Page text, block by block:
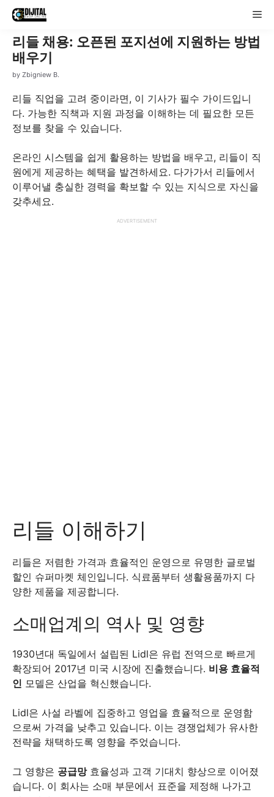
Skip
content
리들 채용: 오픈된 포지션에 지원하는 방법
배우기
by Zbigniew B.
리들 직업을 고려 중이라면, 이 기사가 필수 가이드입니
다. 가능한 직책과 지원 과정을 이해하는 데 필요한 모든
정보를 찾을 수 있습니다.
온라인 시스템을 쉽게 활용하는 방법을 배우고, 리들이 직
원에게 제공하는 혜택을 발견하세요. 다가가서 리들에서
이루어낼 충실한 경력을 확보할 수 있는 지식으로 자신을
갖추세요.
ADVERTISEMENT
리들 이해하기
리들은 저렴한 가격과 효율적인 운영으로 유명한 글로벌
할인 슈퍼마켓 체인입니다. 식료품부터 생활용품까지 다
양한 제품을 제공합니다.
소매업계의 역사 및 영향
1930년대 독일에서 설립된 Lidl은 유럽 전역으로 빠르게
확장되어 2017년 미국 시장에 진출했습니다. 비용 효율적
인 모델은 산업을 혁신했습니다.
Lidl은 사설 라벨에 집중하고 영업을 효율적으로 운영함
으로써 가격을 낮추고 있습니다. 이는 경쟁업체가 유사한
전략을 채택하도록 영향을 주었습니다.
그 영향은 공급망효율성과 고객 기대치 향상으로 이어졌
습니다. 이 회사는 소매 부문에서 표준을 제정해 나가고